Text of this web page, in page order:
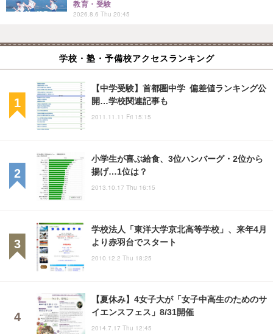
教育・受験
2026.8.6 Thu 20:45
学校・塾・予備校アクセスランキング
【中学受験】首都圏中学 偏差値ランキング公
開…学校関連記事も
2011.11.11 Fri 15:15
小学生が喜ぶ給食、3位ハンバーグ・2位から
揚げ…1位は？
2013.10.17 Thu 16:15
学校法人「東洋大学京北高等学校」、来年4月
より赤羽台でスタート
2010.12.2 Thu 18:25
【夏休み】4女子大が「女子中高生のためのサ
イエンスフェス」8/31開催
2014.7.17 Thu 12:45